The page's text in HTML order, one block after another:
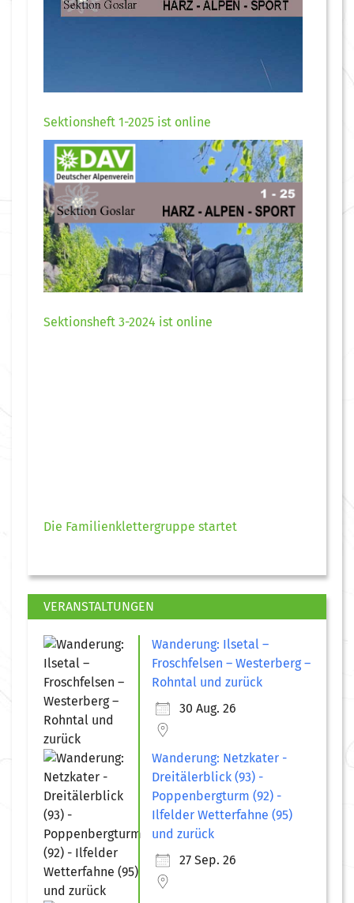
Sektionsheft 1-2025 ist online
Sektionsheft 3-2024 ist online
Die Familienklettergruppe startet
VERANSTALTUNGEN
Wanderung: Ilsetal –
Froschfelsen – Westerberg –
Rohntal und zurück
30 Aug. 26
Wanderung: Netzkater -
Dreitälerblick (93) -
Poppenbergturm (92) -
Ilfelder Wetterfahne (95)
und zurück
27 Sep. 26